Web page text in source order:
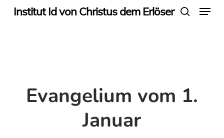
SkipInstitut Id von Christus dem Erlöser Menu
Evangelium vom 1.
Januar